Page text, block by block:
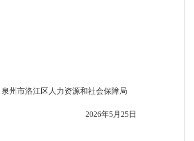
泉州市洛江区人力资源和社会保障局
2026年5月 25日